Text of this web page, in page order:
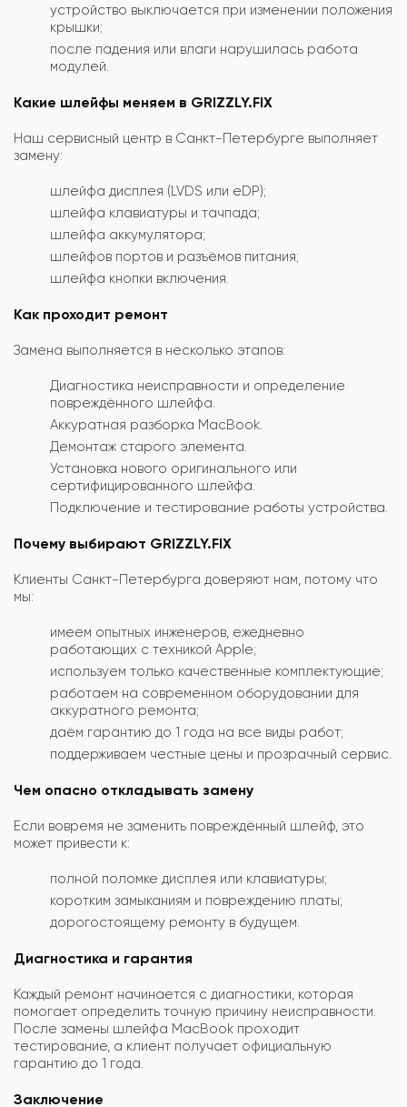
устройство выключается при изменении положения
крышки;
после падения или влаги нарушилась работа
модулей.
Какие шлейфы меняем в GRIZZLY.FIX
Наш сервисный центр в Санкт-Петербурге выполняет
замену:
шлейфа дисплея (LVDS или eDP);
шлейфа клавиатуры и тачпада;
шлейфа аккумулятора;
шлейфов портов и разъёмов питания;
шлейфа кнопки включения.
Как проходит ремонт
Замена выполняется в несколько этапов:
Диагностика неисправности и определение
повреждённого шлейфа.
Аккуратная разборка MacBook.
Демонтаж старого элемента.
Установка нового оригинального или
сертифицированного шлейфа.
Подключение и тестирование работы устройства.
Почему выбирают GRIZZLY.FIX
Клиенты Санкт-Петербурга доверяют нам, потому что
мы:
имеем опытных инженеров, ежедневно
работающих с техникой Apple;
используем только качественные комплектующие;
работаем на современном оборудовании для
аккуратного ремонта;
даём гарантию до 1 года на все виды работ;
поддерживаем честные цены и прозрачный сервис.
Чем опасно откладывать замену
Если вовремя не заменить повреждённый шлейф, это
может привести к:
полной поломке дисплея или клавиатуры;
коротким замыканиям и повреждению платы;
дорогостоящему ремонту в будущем.
Диагностика и гарантия
Каждый ремонт начинается с диагностики, которая
помогает определить точную причину неисправности.
После замены шлейфа MacBook проходит
тестирование, а клиент получает официальную
гарантию до 1 года.
Заключение